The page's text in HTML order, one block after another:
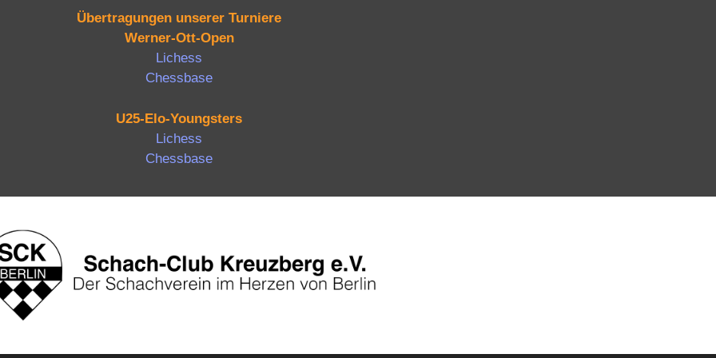
Übertragungen unserer Turniere
Werner-Ott-Open
Lichess
Chessbase
U25-Elo-Youngsters
Lichess
Chessbase